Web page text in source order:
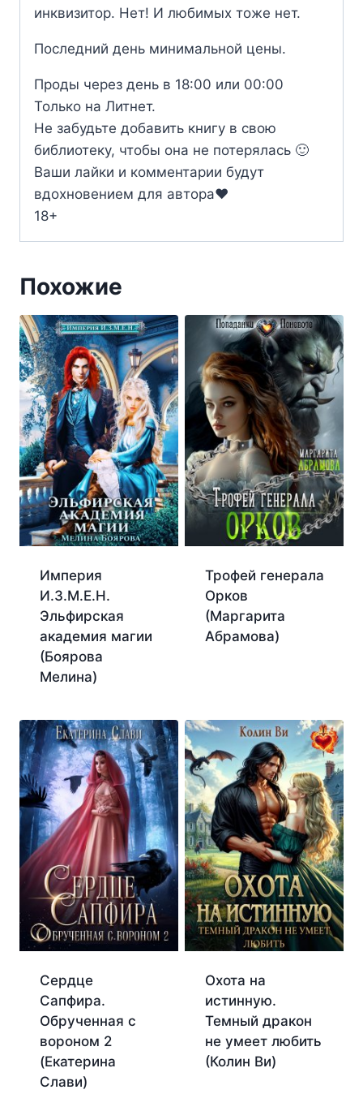
инквизитор. Нет! И любимых тоже нет.
Последний день минимальной цены.
Проды через день в 18:00 или 00:00
Только на Литнет.
Не забудьте добавить книгу в свою
библиотеку, чтобы она не потерялась 🙂
Ваши лайки и комментарии будут
вдохновением для автора❤️
18+
Похожие
Империя
И.З.М.Е.Н.
Эльфирская
академия магии
(Боярова
Мелина)
Трофей генерала
Орков
(Маргарита
Абрамова)
Сердце
Сапфира.
Обрученная с
вороном 2
(Екатерина
Слави)
Охота на
истинную.
Темный дракон
не умеет любить
(Колин Ви)